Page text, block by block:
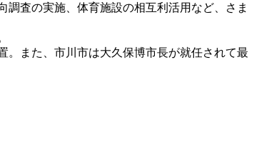
査の実施、体育施設の相互利活用など、さま
また、市川市は大久保博市長が就任されて最